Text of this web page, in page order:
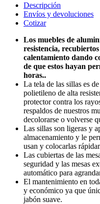
Descripción
Envíos y devoluciones
Cotizar
Los muebles de
resistencia,
calentamiento dando
de que estos hayan
horas..
La tela de las sillas es
polietileno de alta
protector contra los
respaldos de nuestros
decolorarse o volverse
Las sillas son ligeras y
almacenamiento y le
usan y colocarlas
Las cubiertas de las
seguridad y las mesas
automático para
El mantenimiento en
y económico ya que
jabón suave.